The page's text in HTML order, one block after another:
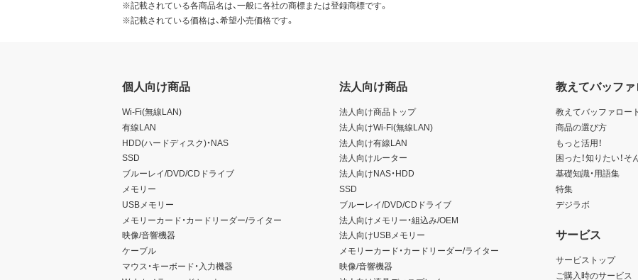
※記載されている各商品名は、一般に各社の商標または登録商標です。
※記載されている価格は、希望小売価格です。
個人向け商品
Wi-Fi(無線LAN)
有線LAN
HDD(ハードディスク)・NAS
SSD
ブルーレイ/DVD/CDドライブ
メモリー
USBメモリー
メモリーカード・カードリーダー/ライター
映像/音響機器
ケーブル
マウス・キーボード・入力機器
法人向け商品
法人向け商品トップ
法人向けWi-Fi(無線LAN)
法人向け有線LAN
法人向けルーター
法人向けNAS・HDD
SSD
ブルーレイ/DVD/CDドライブ
法人向けメモリー・組込み/OEM
法人向けUSBメモリー
メモリーカード・カードリーダー/ライター
映像/音響機器
教えてバッフ
教えてバッファロー
商品の選び方
もっと活用！
困った！知りたい！そ
基礎知識・用語集
特集
デジラボ
サービス
サービストップ
ご購入時のサービス